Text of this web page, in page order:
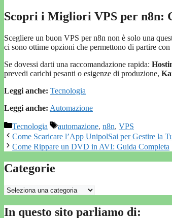
Scopri i Migliori VPS per n8n:
Scegliere un buon VPS per n8n non è solo una
ci sono ottime opzioni che permettono di partire con
Se dovessi darti una raccomandazione rapida:
prevedi carichi pesanti o esigenze di produzione,
Leggi anche: Tecnologia
Leggi anche: Automazione
Categorie
Tecnologia Tag
automazione, n8n, VPS
Come Scaricare l’App UnipolSai per Gestire la
Come Rippare un DVD in AVI: Guida Completa
Categorie
Categorie
In questo sito parliamo di: